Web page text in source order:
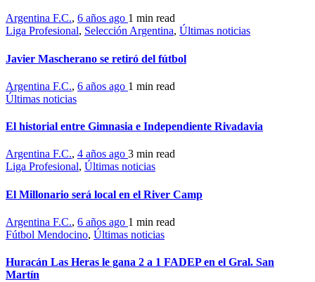
Argentina F.C., 6 años ago 1 min read
Liga Profesional, Selección Argentina, Últimas noticias
Javier Mascherano se retiró del fútbol
Argentina F.C., 6 años ago 1 min read
Últimas noticias
El historial entre Gimnasia e Independiente Rivadavia
Argentina F.C., 4 años ago 3 min read
Liga Profesional, Últimas noticias
El Millonario será local en el River Camp
Argentina F.C., 6 años ago 1 min read
Fútbol Mendocino, Últimas noticias
Huracán Las Heras le gana 2 a 1 FADEP en el Gral. San
Martín